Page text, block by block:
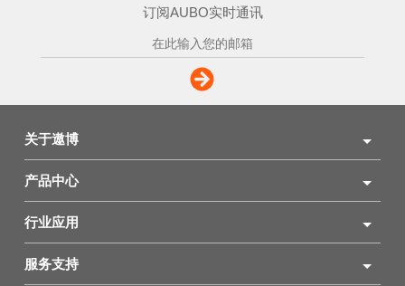
订阅AUBO实时通讯
关于遨博
产品中心
行业应用
服务支持